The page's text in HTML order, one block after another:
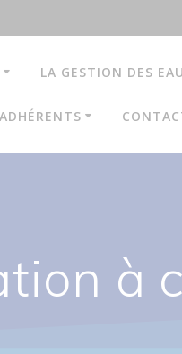
LA GESTION DES
ADHÉRENTS
à